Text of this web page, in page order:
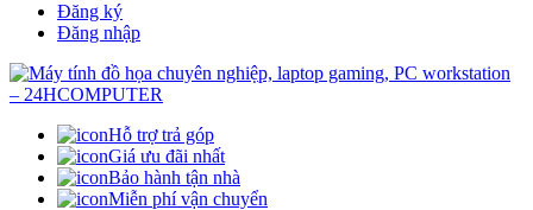
Đăng ký
Đăng nhập
Hỗ trợ trả góp
Giá ưu đãi nhất
Bảo hành tận nhà
Miễn phí vận chuyển